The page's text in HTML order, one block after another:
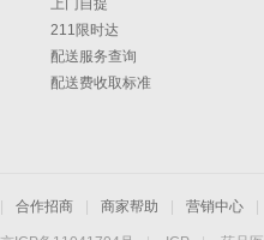
上门自提
211限时达
配送服务查询
配送费收取标准
合作招商 商家帮助 营销中心